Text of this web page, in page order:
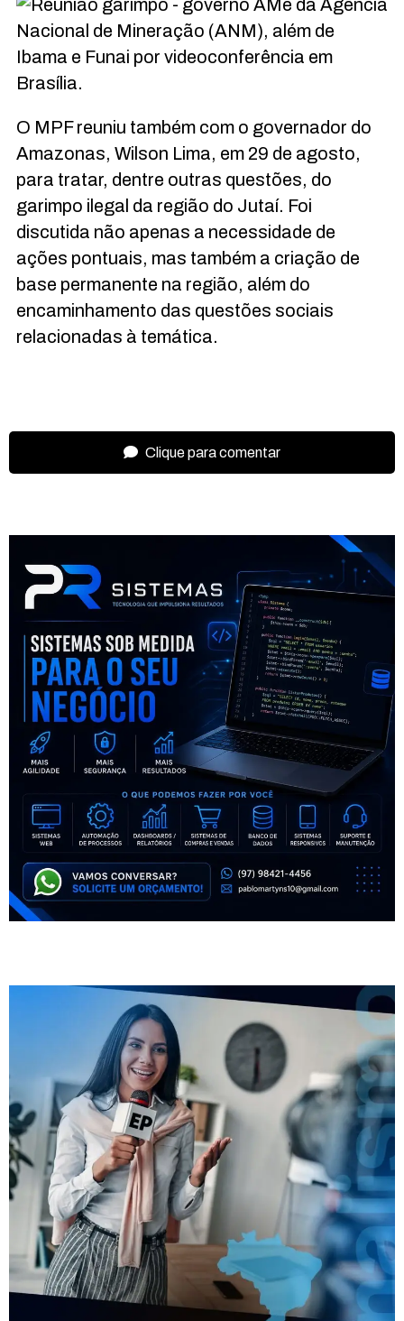
e da Agência
Nacional de Mineração (ANM), além de
Ibama e Funai por videoconferência em
Brasília.
O MPF reuniu também com o governador do
Amazonas, Wilson Lima, em 29 de agosto,
para tratar, dentre outras questões, do
garimpo ilegal da região do Jutaí. Foi
discutida não apenas a necessidade de
ações pontuais, mas também a criação de
base permanente na região, além do
encaminhamento das questões sociais
relacionadas à temática.
Clique para comentar